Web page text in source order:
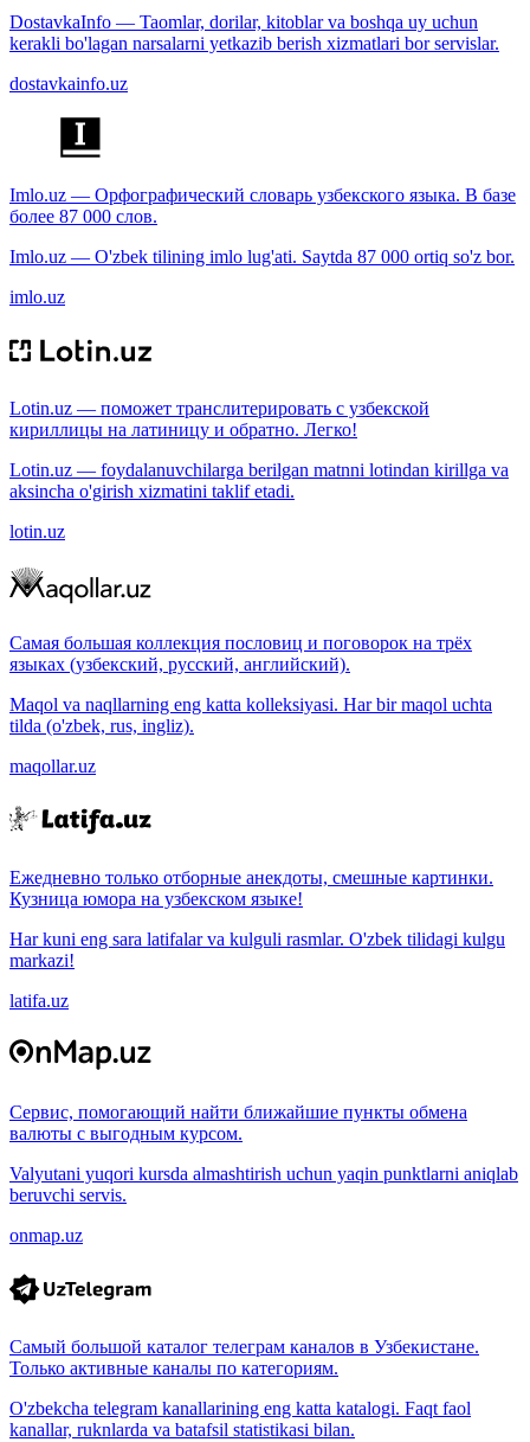
DostavkaInfo — Taomlar, dorilar, kitoblar va boshqa uy uchun
kerakli bo'lagan narsalarni yetkazib berish xizmatlari bor servislar.
dostavkainfo.uz
Imlo.uz — Орфографический словарь узбекского языка. В базе
более 87 000 слов.
Imlo.uz — O'zbek tilining imlo lug'ati. Saytda 87 000 ortiq so'z bor.
imlo.uz
Lotin.uz — поможет транслитерировать с узбекской
кириллицы на латиницу и обратно. Легко!
Lotin.uz — foydalanuvchilarga berilgan matnni lotindan kirillga va
aksincha o'girish xizmatini taklif etadi.
lotin.uz
Самая большая коллекция пословиц и поговорок на трёх
языках (узбекский, русский, английский).
Maqol va naqllarning eng katta kolleksiyasi. Har bir maqol uchta
tilda (o'zbek, rus, ingliz).
maqollar.uz
Ежедневно только отборные анекдоты, смешные картинки.
Кузница юмора на узбекском языке!
Har kuni eng sara latifalar va kulguli rasmlar. O'zbek tilidagi kulgu
markazi!
latifa.uz
Сервис, помогающий найти ближайшие пункты обмена
валюты с выгодным курсом.
Valyutani yuqori kursda almashtirish uchun yaqin punktlarni aniqlab
beruvchi servis.
onmap.uz
Самый большой каталог телеграм каналов в Узбекистане.
Только активные каналы по категориям.
O'zbekcha telegram kanallarining eng katta katalogi. Faqt faol
kanallar, ruknlarda va batafsil statistikasi bilan.